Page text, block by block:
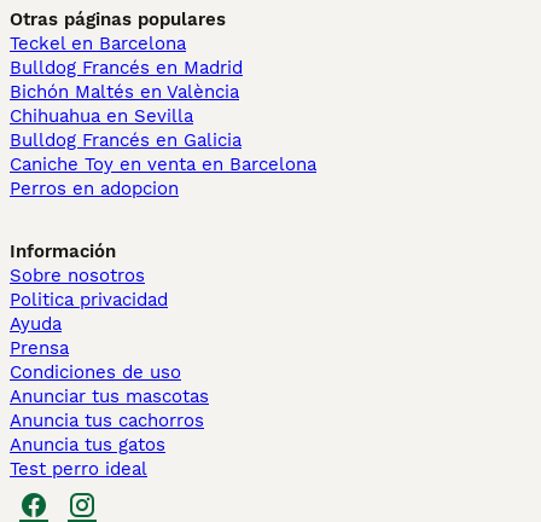
Otras páginas populares
Teckel en Barcelona
Bulldog Francés en Madrid
Bichón Maltés en València
Chihuahua en Sevilla
Bulldog Francés en Galicia
Caniche Toy en venta en Barcelona
Perros en adopcion
Información
Sobre nosotros
Politica privacidad
Ayuda
Prensa
Condiciones de uso
Anunciar tus mascotas
Anuncia tus cachorros
Anuncia tus gatos
Test perro ideal